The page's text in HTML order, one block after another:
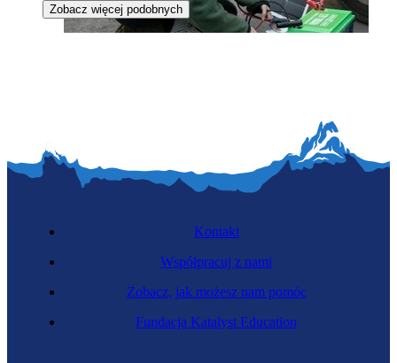
Zobacz więcej podobnych
Kontakt
Współpracuj z nami
Zobacz, jak możesz nam pomóc
Fundacja Katalyst Education